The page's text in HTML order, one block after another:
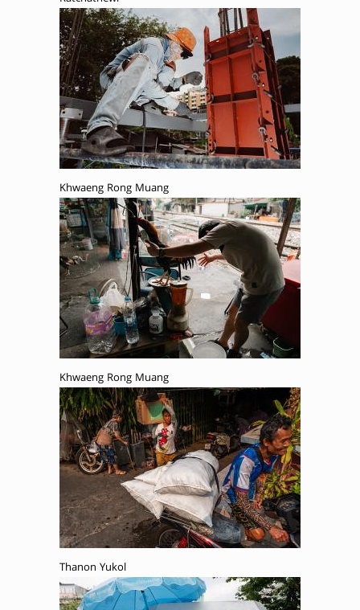
Khwaeng Rong Muang
Khwaeng Rong Muang
Thanon Yukol